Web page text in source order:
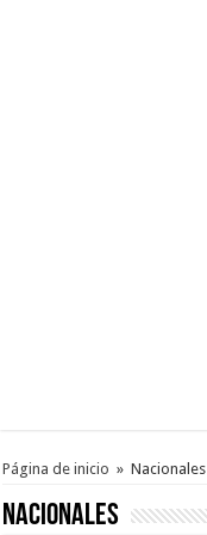
Página de inicio » Nacionales
Nacionales